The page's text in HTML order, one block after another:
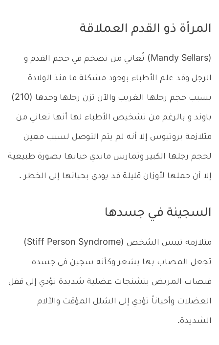
المرأة ذو القدم العملاقة
(Mandy Sellars) تُعاني من تضخم في حجم القدم و
الرجل وقد علم الأطباء بوجود مشكلة ما منذ الولادة
بسبب حجم رجلها الغريب والآن تزن رجلها وحدها (210)
باوند و بالرغم من تشخيص الأطباء لها أنها تعاني من
متلازمة بروتيوس إلا أنه لم يتم التوصل لسبب معين
لحجم رجلها الكبير وتمارس ماندي حياتها بصورة طبيعية
إلا أن حملها لأوزان قليلة قد يودي بحياتها إلى الخطر .
السجينة في جسدها
متلازمه تيبس الشخص (Stiff Person Syndrome)
تجعل المصاب بها يشعر وكأنه سجين في جسده
فيصاب المريض بتشنجات عضلية شديدة تؤدي إلى قفل
العضلات وأحياناً تؤدي إلى الشلل المؤقت والآلام
الشديدة.